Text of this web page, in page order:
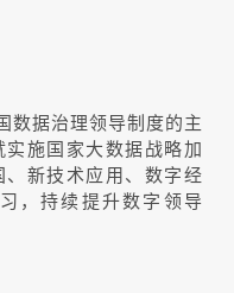
数据治理领导制度的主
施国家大数据战略加
新技术应用、数字经
，持续提升数字领导